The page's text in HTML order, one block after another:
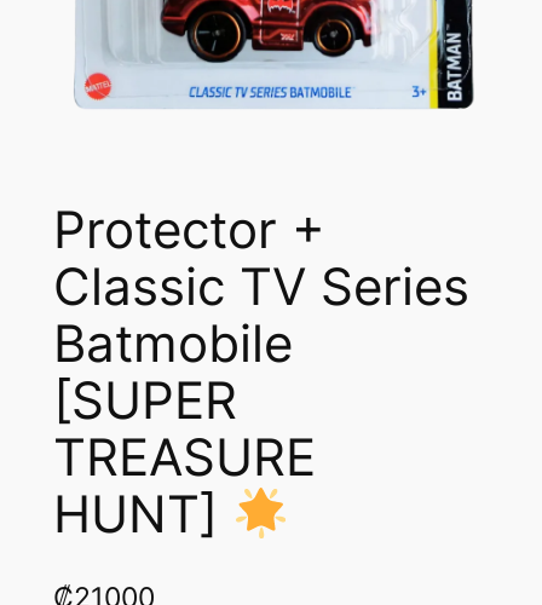
Protector +
Classic TV Series
Batmobile
[SUPER
TREASURE
HUNT]
₡21000